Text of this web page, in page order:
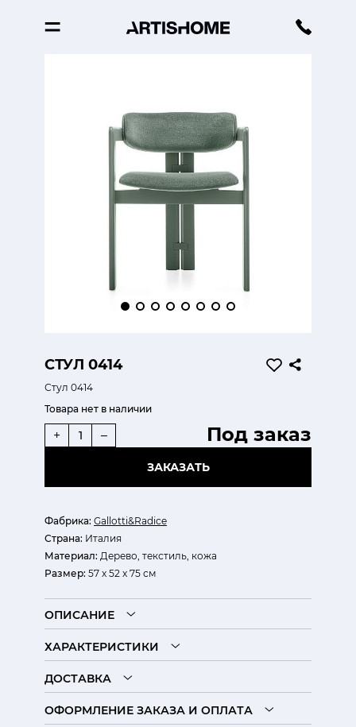
СТУЛ 0414
Стул 0414
Фабрика: Gallotti&Radice
Страна: Италия
Материал: Дерево, текстиль, кожа
Размер: 57 x 52 x 75 см
Товара нет в наличии
Под заказ
+ –
ЗАКАЗАТЬ
ОПИСАНИЕ
ХАРАКТЕРИСТИКИ
ДОСТАВКА
ОФОРМЛЕНИЕ ЗАКАЗА И ОПЛАТА